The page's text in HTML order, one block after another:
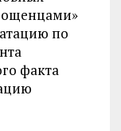
по
факта